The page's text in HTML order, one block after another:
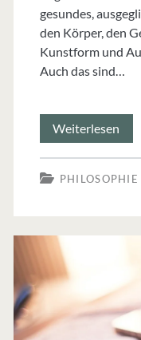
gesundes,
den Körper, den
Kunstform und
Auch das sind…
Weiterlesen
als
und
PHILOSOPHIE